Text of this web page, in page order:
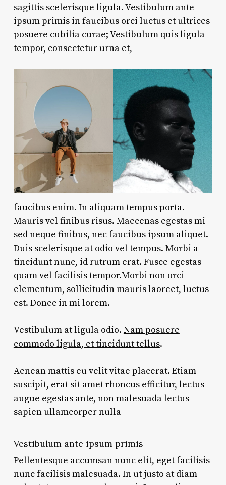
sagittis scelerisque ligula. Vestibulum ante
ipsum primis in faucibus orci luctus et ultrices
posuere cubilia curae; Vestibulum quis ligula
tempor, consectetur urna et,
faucibus enim. In aliquam tempus porta.
Mauris vel finibus risus. Maecenas egestas mi
sed neque finibus, nec faucibus ipsum aliquet.
Duis scelerisque at odio vel tempus. Morbi a
tincidunt nunc, id rutrum erat. Fusce egestas
quam vel facilisis tempor.Morbi non orci
elementum, sollicitudin mauris laoreet, luctus
est. Donec in mi lorem.
Vestibulum at ligula odio. Nam posuere
commodo ligula, et tincidunt tellus.
Aenean mattis eu velit vitae placerat. Etiam
suscipit, erat sit amet rhoncus efficitur, lectus
augue egestas ante, non malesuada lectus
sapien ullamcorper nulla
Vestibulum ante ipsum primis
Pellentesque accumsan nunc elit, eget facilisis
nunc facilisis malesuada. In ut justo at diam